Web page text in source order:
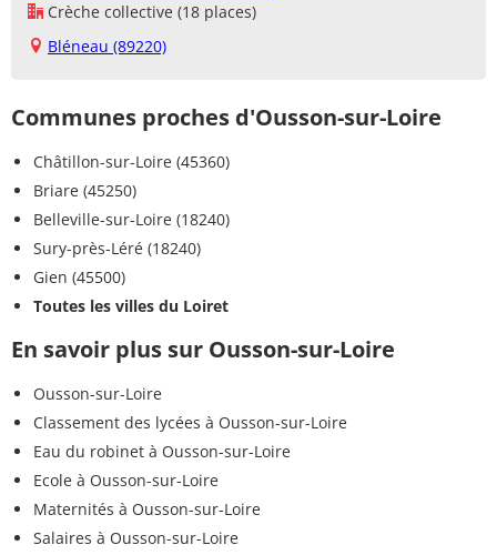
Crèche collective (18 places)
Bléneau (89220)
Communes proches d'Ousson-sur-Loire
Châtillon-sur-Loire (45360)
Briare (45250)
Belleville-sur-Loire (18240)
Sury-près-Léré (18240)
Gien (45500)
Toutes les villes du Loiret
En savoir plus sur Ousson-sur-Loire
Ousson-sur-Loire
Classement des lycées à Ousson-sur-Loire
Eau du robinet à Ousson-sur-Loire
Ecole à Ousson-sur-Loire
Maternités à Ousson-sur-Loire
Salaires à Ousson-sur-Loire